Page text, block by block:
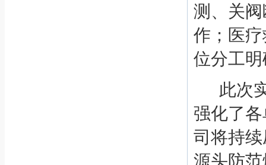
测、关
作；医
位分工
此次
强化了
司 将持
源头防